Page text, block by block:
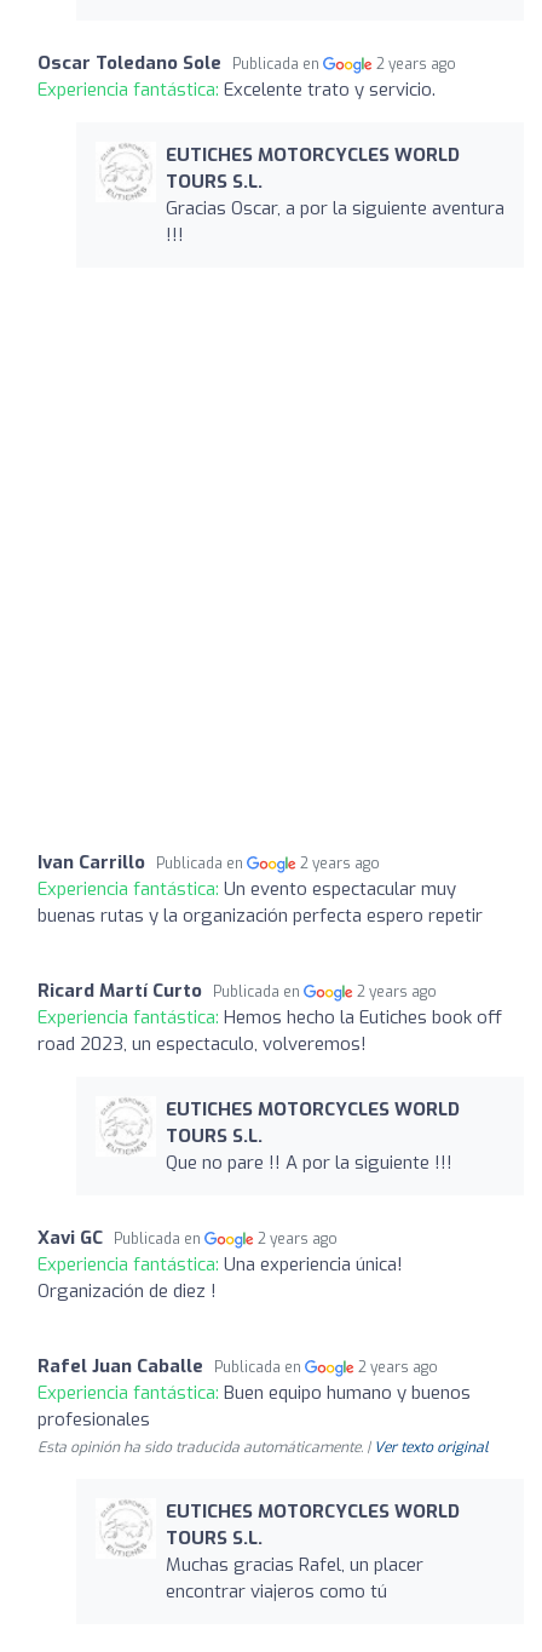
Oscar Toledano Sole Publicada en 2 years ago
Experiencia fantástica: Excelente trato y servicio.
EUTICHES MOTORCYCLES WORLD
TOURS S.L.
Gracias Oscar, a por la siguiente aventura
!!!
Ivan Carrillo Publicada en 2 years ago
Experiencia fantástica: Un evento espectacular muy
buenas rutas y la organización perfecta espero repetir
Ricard Martí Curto Publicada en 2 years ago
Experiencia fantástica: Hemos hecho la Eutiches book off
road 2023, un espectaculo, volveremos!
EUTICHES MOTORCYCLES WORLD
TOURS S.L.
Que no pare !! A por la siguiente !!!
Xavi GC Publicada en 2 years ago
Experiencia fantástica: Una experiencia única!
Organización de diez !
Rafel Juan Caballe Publicada en 2 years ago
Experiencia fantástica: Buen equipo humano y buenos
profesionales
Esta opinión ha sido traducida automáticamente. | Ver texto original
EUTICHES MOTORCYCLES WORLD
TOURS S.L.
Muchas gracias Rafel, un placer
encontrar viajeros como tú